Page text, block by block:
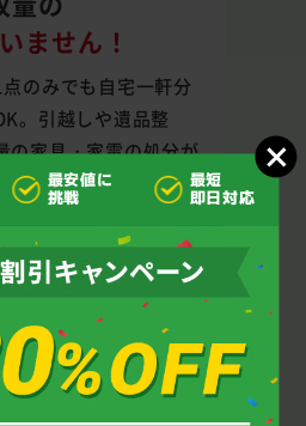
ません！
のみでも自宅一軒分
。引越しや遺品整
の家具・家電の処分が
ださい。
最安値に
挑戦
最短
即日対応